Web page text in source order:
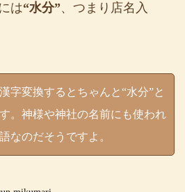
は“水分”、つまり店名入
字変換するとちゃんと“水分”と
。神様や神社の名前にも使われ
なのだそうですよ。